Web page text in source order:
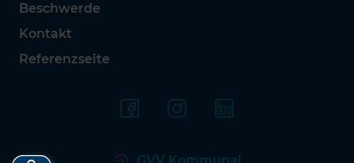
Beschwerde
Kontakt
Referenzseite